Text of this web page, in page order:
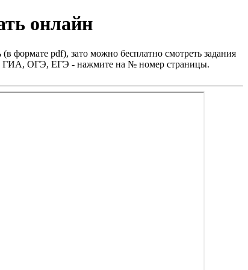
онлайн
формате pdf), зато можно бесплатно смотреть задания
ГИА, ОГЭ, ЕГЭ - нажмите на № номер страницы.